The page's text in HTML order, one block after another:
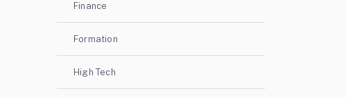
Finance
Formation
High Tech